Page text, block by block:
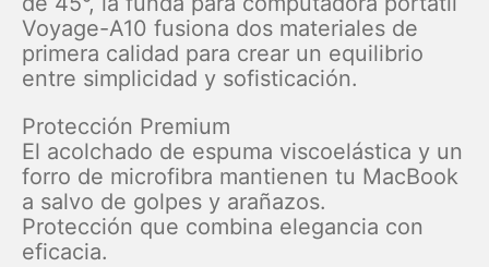
Voyage-A10 fusiona dos materiales de
primera calidad para crear un equilibrio
entre simplicidad y sofisticación.
Protección Premium
El acolchado de espuma viscoelástica y un
forro de microfibra mantienen tu MacBook
a salvo de golpes y arañazos.
Protección que combina elegancia con
eficacia.